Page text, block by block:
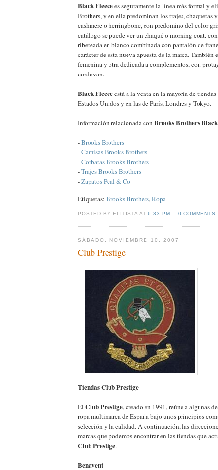
Black Fleecees seguramente la línea más formal y
Brothers, y en ella predominan los trajes, chaquetas
cashmere o herringbone, con predomino del color
catálogo se puede ver un chaqué o morning coat,
ribeteada en blanco combinada con pantalón de
carácter de esta nueva apuesta de la marca.
femenina y otra dedicada a complementos, con
cordovan.
Black Fleeceestá a la venta en la mayoría de tiendas
Estados Unidos y en las de París, Londres y Tokyo.
Información relacionada con Brooks Brothers Black
-Brooks Brothers
-Camisas Brooks Brothers
-Corbatas Brooks Brothers
-Trajes Brooks Brothers
-Zapatos Peal & Co
Etiquetas: Brooks Brothers,Ropa
POSTED BY ELITISTA AT6:33 PM 0 COMMENTS
SÁBADO, NOVIEMBRE 10, 2007
Club Prestige
Tiendas Club Prestige
El Club Prestige, creado en 1991, reúne a algunas
ropa multimarca de España bajo unos principios
selección y la calidad. A continuación, las
marcas que podemos encontrar en las tiendas que
Club Prestige.
Benavent